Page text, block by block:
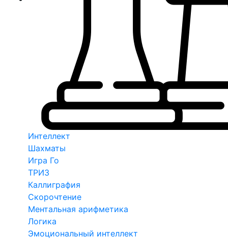
Интеллект
Шахматы
Игра Го
ТРИЗ
Каллиграфия
Скорочтение
Ментальная арифметика
Логика
Эмоциональный интеллект